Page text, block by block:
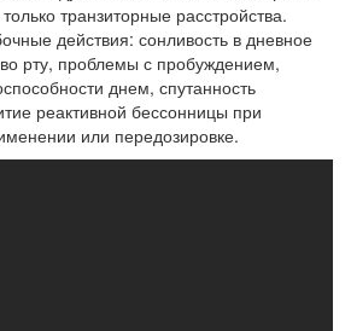
транзиторные расстройства.
действия: сонливость в дневное
рту, проблемы с пробуждением,
днем, спутанность
реактивной бессонницы при
или передозировке.